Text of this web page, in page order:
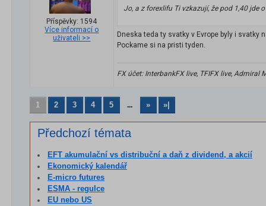
Příspěvky: 1594
Více informací o
uživateli >>
Jo, a z forexlifu Ti vzkazují, že pod 1,40 jde
Dneska teda ty svatky v Evrope byly i svatky
Pockame si na pristi tyden.
FX účet: InterbankFX live, TFIFX live, Admiral
1 2 3 4 5 ... » »|
Předchozí témata
EFT akumulační vs distribuční a daň z dividend, a akcií
Ekonomický kalendář
E-micro futures
ESMA - regulce
EU nebo US